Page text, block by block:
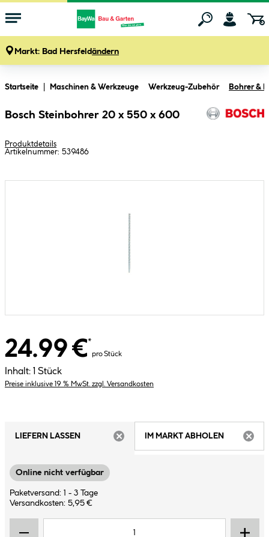
Markt: Bad Hersfeldändern
Startseite Maschinen & Werkzeuge Werkzeug-Zubehör Bohrer &
Bosch Steinbohrer 20 x 550 x 600
Produktdetails
Artikelnummer: 539486
24.99 €*
pro Stück
Inhalt: 1 Stück
Preise inklusive 19 % MwSt. zzgl. Versandkosten
LIEFERN LASSEN
IM MARKT ABHOLEN
Online nicht verfügbar
Paketversand: 1 - 3 Tage
Versandkosten: 5,95 €